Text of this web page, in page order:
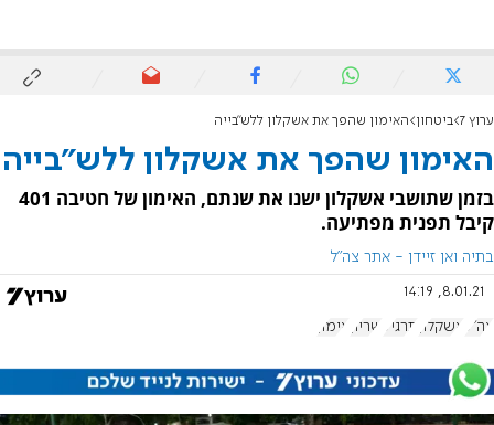
ערוץ 7 ביטחון האימון שהפך את אשקלון ללש"בייה
האימון שהפך את אשקלון ללש"בייה
בזמן שתושבי אשקלון ישנו את שנתם, האימון של חטיבה 401
קיבל תפנית מפתיעה.
בתיה ואן זיידן - אתר צה"ל
8.01.21, 14:19
צה"ל אשקלון תרגיל שריון אימון